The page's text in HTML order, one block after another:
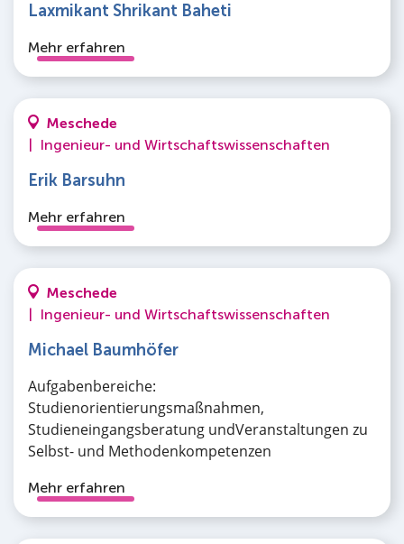
Laxmikant Shrikant Baheti
Mehr erfahren
Meschede
| Ingenieur- und Wirtschaftswissenschaften
Erik Barsuhn
Mehr erfahren
Meschede
| Ingenieur- und Wirtschaftswissenschaften
Michael Baumhöfer
Aufgabenbereiche:
Studienorientierungsmaßnahmen,
Studieneingangsberatung undVeranstaltungen zu
Selbst- und Methodenkompetenzen
Mehr erfahren